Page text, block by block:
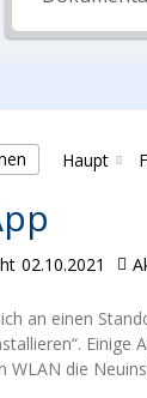
Haupt
02.10.2021
an einen
Einige
WLAN die